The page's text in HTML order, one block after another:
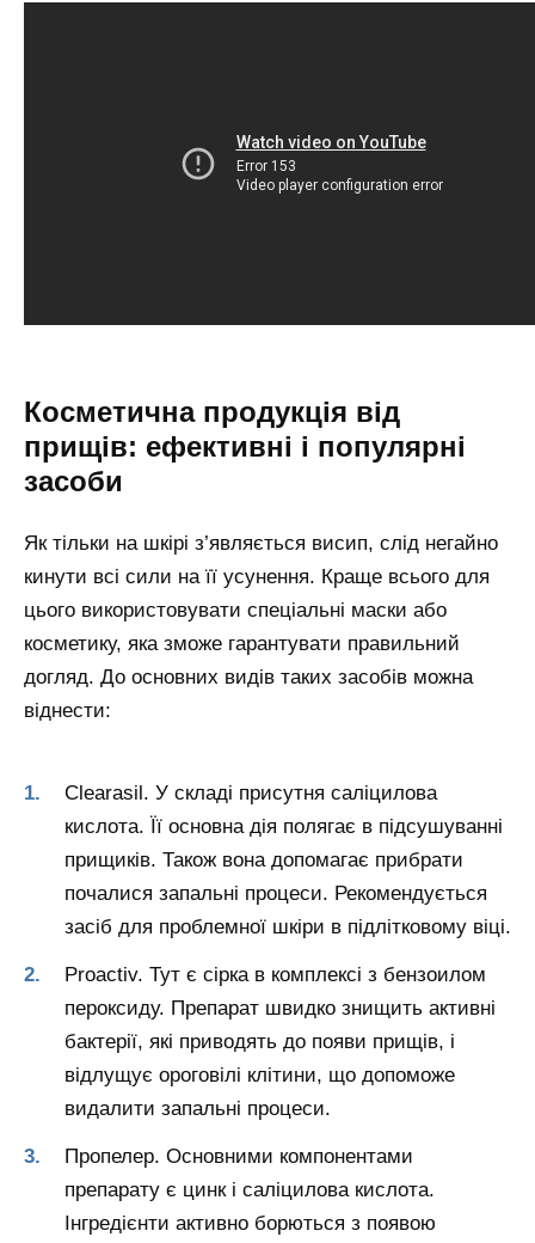
Косметична продукція від
прищів: ефективні і популярні
засоби
Як тільки на шкірі з’являється висип, слід негайно
кинути всі сили на її усунення. Краще всього для
цього використовувати спеціальні маски або
косметику, яка зможе гарантувати правильний
догляд. До основних видів таких засобів можна
віднести:
Clearasil. У складі присутня саліцилова
кислота. Її основна дія полягає в підсушуванні
прищиків. Також вона допомагає прибрати
почалися запальні процеси. Рекомендується
засіб для проблемної шкіри в підлітковому віці.
Proactiv. Тут є сірка в комплексі з бензоилом
пероксиду. Препарат швидко знищить активні
бактерії, які приводять до появи прищів, і
відлущує ороговілі клітини, що допоможе
видалити запальні процеси.
Пропелер. Основними компонентами
препарату є цинк і саліцилова кислота.
Інгредієнти активно борються з появою